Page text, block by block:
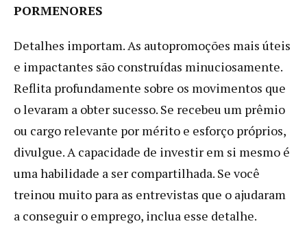
PORMENORES
Detalhes importam. As autopromoções mais úteis
e impactantes são construídas minuciosamente.
Reflita profundamente sobre os movimentos que
o levaram a obter sucesso. Se recebeu um prêmio
ou cargo relevante por mérito e esforço próprios,
divulgue. A capacidade de investir em si mesmo é
uma habilidade a ser compartilhada. Se você
treinou muito para as entrevistas que o ajudaram
a conseguir o emprego, inclua esse detalhe.